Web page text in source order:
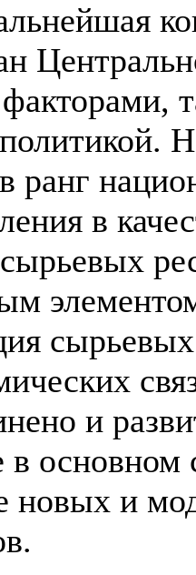
факторами,
ранг
в
и
в основном
новых и